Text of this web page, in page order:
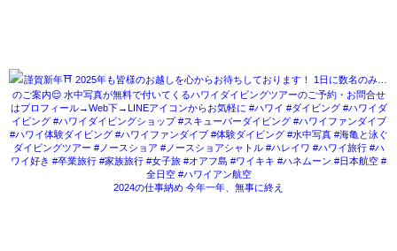
2024の仕事納め 今年一年、無事に終え